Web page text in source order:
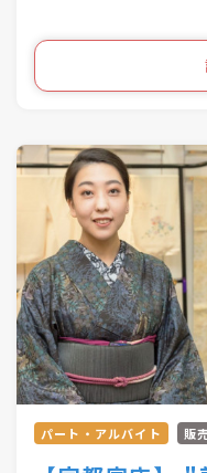
「成人式サロン
「きものの相談窓口
●・○・●・○・●・
ライフスタイル
パート・アルバイト 販